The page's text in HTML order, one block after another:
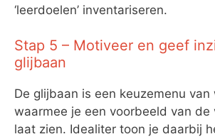
‘leerdoelen’ inventariseren.
Stap 5 – Motiveer en geef
glijbaan
De glijbaan is een keuzemenu van
waarmee je een voorbeeld van de
laat zien. Idealiter toon je daarbij